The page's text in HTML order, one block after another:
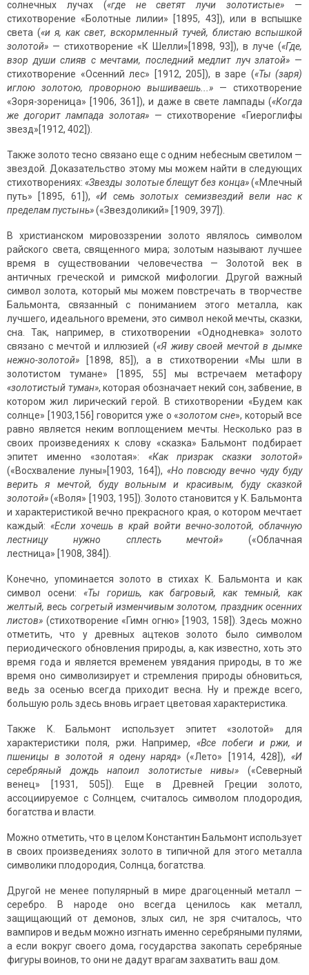
солнечных лучах («где не светят лучи золотистые» —
стихотворение «Болотные лилии» [1895, 43]), или в вспышке
света («и я, как свет, вскормленный тучей, блистаю вспышкой
золотой» — стихотворение «К Шелли»[1898, 93]), в луче («Где,
взор души слияв с мечтами, последний медлит луч златой» —
стихотворение «Осенний лес» [1912, 205]), в заре («Ты (заря)
иглою золотою, проворною вышиваешь...» — стихотворение
«Зоря-зореница» [1906, 361]), и даже в свете лампады («Когда
же догорит лампада золотая» — стихотворение «Гиероглифы
звезд»[1912, 402]).
Также золото тесно связано еще с одним небесным светилом —
звездой. Доказательство этому мы можем найти в следующих
стихотворениях:«Звезды золотые блещут без конца»(«Млечный
путь» [1895, 61]),«И семь золотых семизвездий вели нас к
пределам пустынь»(«Звездоликий» [1909, 397]).
В христианском мировоззрении золото являлось символом
райского света, священного мира; золотым называют лучшее
время в существовании человечества — Золотой век в
античных греческой и римской мифологии. Другой важный
символ золота, который мы можем повстречать в творчестве
Бальмонта, связанный с пониманием этого металла, как
лучшего, идеального времени, это символ некой мечты, сказки,
сна. Так, например, в стихотворении «Однодневка» золото
связано с мечтой и иллюзией («Я живу своей мечтой в дымке
нежно-золотой» [1898, 85]), а в стихотворении «Мы шли в
золотистом тумане» [1895, 55] мы встречаем метафору
«золотистый туман», которая обозначает некий сон, забвение, в
котором жил лирический герой. В стихотворении «Будем как
солнце» [1903,156] говорится уже о «золотом сне», который все
равно является неким воплощением мечты. Несколько раз в
своих произведениях к слову «сказка» Бальмонт подбирает
эпитет именно «золотая»: «Как призрак сказки золотой»
(«Восхваление луны»[1903, 164]), «Но повсюду вечно чуду буду
верить я мечтой, буду вольным и красивым, буду сказкой
золотой»(«Воля» [1903, 195]). Золото становится у К. Бальмонта
и характеристикой вечно прекрасного края, о котором мечтает
каждый: «Если хочешь в край войти вечно-золотой, облачную
лестницу нужно сплесть мечтой» («Облачная
лестница» [1908, 384]).
Конечно, упоминается золото в стихах К. Бальмонта и как
символ осени: «Ты горишь, как багровый, как темный, как
желтый, весь согретый изменчивым золотом, праздник осенних
листов» (стихотворение «Гимн огню» [1903, 158]). Здесь можно
отметить, что у древных ацтеков золото было символом
периодического обновления природы, а, как известно, хоть это
время года и является временем увядания природы, в то же
время оно символизирует и стремления природы обновиться,
ведь за осенью всегда приходит весна. Ну и прежде всего,
большую роль здесь вновь играет цветовая характеристика.
Также К. Бальмонт использует эпитет «золотой» для
характеристики поля, ржи. Например, «Все побеги и ржи, и
пшеницы в золотой я одену наряд» («Лето» [1914, 428]),«И
серебряный дождь напоил золотистые нивы» («Северный
венец» [1931, 505]). Еще в Древней Греции золото,
ассоциируемое с Солнцем, считалось символом плодородия,
богатства и власти.
Можно отметить, что в целом Константин Бальмонт использует
в своих произведениях золото в типичной для этого металла
символики плодородия, Солнца, богатства.
Другой не менее популярный в мире драгоценный металл —
серебро. В народе оно всегда ценилось как металл,
защищающий от демонов, злых сил, не зря считалось, что
вампиров и ведьм можно изгнать именно серебряными пулями,
а если вокруг своего дома, государства закопать серебряные
фигуры воинов, то они не дадут врагам захватить ваш дом.